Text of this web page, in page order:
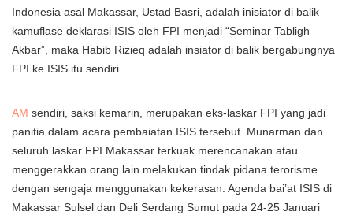
Indonesia asal Makassar, Ustad Basri, adalah inisiator di balik
kamuflase deklarasi ISIS oleh FPI menjadi “Seminar Tabligh
Akbar”, maka Habib Rizieq adalah insiator di balik bergabungnya
FPI ke ISIS itu sendiri.
AM sendiri, saksi kemarin, merupakan eks-laskar FPI yang jadi
panitia dalam acara pembaiatan ISIS tersebut. Munarman dan
seluruh laskar FPI Makassar terkuak merencanakan atau
menggerakkan orang lain melakukan tindak pidana terorisme
dengan sengaja menggunakan kekerasan. Agenda bai’at ISIS di
Makassar Sulsel dan Deli Serdang Sumut pada 24-25 Januari